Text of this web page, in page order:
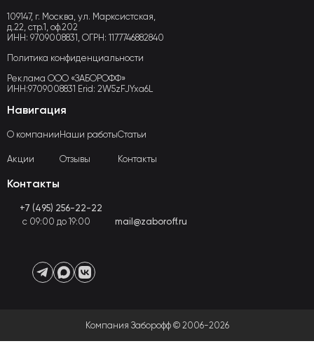
109147, г. Москва, ул. Марксистская,
д.22, стр.1, оф.202
ИНН: 9709008831, ОГРН: 1177746882840
Политика конфиденциальности
Реклама ООО «ЗАБОРОФФ»
ИНН:9709008831 Erid: 2W5zFJYxa6L
Навигация
О компании
Акции
Наши работы
Отзывы
Статьи
Контакты
Контакты
+7 (495) 256-22-22
с 09:00 до 19:00
mail@zaboroff.ru
Компания Заборофф © 2006-2026